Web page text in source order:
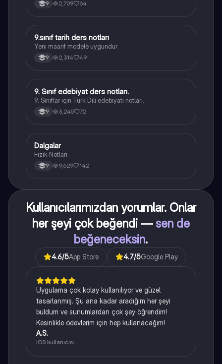
9 2,709 64
Tarih
9.sınıf tarih ders notları
Yeni maarif modele uygundur
9 2,314 49
Türk Dili ve Edebiyatı
9. Sınıf edebiyat ders notları.
9. Sınıflar için Türk Dili edebiyatı notları.
9 3,245 72
Fizik
Dalgalar
Fizik Notları
9 9,629 142
Kullanıcılarımızdan yorumlar. Onlar
her şeyi çok beğendi — sen de
beğeneceksin.
4.6/5App Store 4.7/5Google Play
Uygulama çok kolay kullanılıyor ve güzel
tasarlanmış. Şu ana kadar aradığım her şeyi
buldum ve sunumlardan çok şey öğrendim!
Kesinlikle ödevlerim için hep kullanacağım!
A.S.
iOS kullanıcısı